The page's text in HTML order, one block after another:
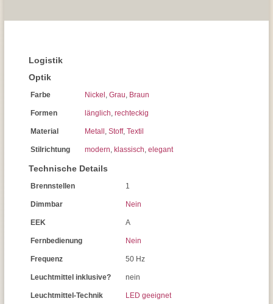
Logistik
Optik
Farbe Nickel , Grau, Braun
Formen länglich, rechteckig
Material Metall , Stoff, Textil
Stilrichtung modern, klassisch, elegant
Technische Details
Brennstellen 1
Dimmbar Nein
EEK A
Fernbedienung Nein
Frequenz 50 Hz
Leuchtmittel inklusive? nein
Leuchtmittel-Technik LED geeignet